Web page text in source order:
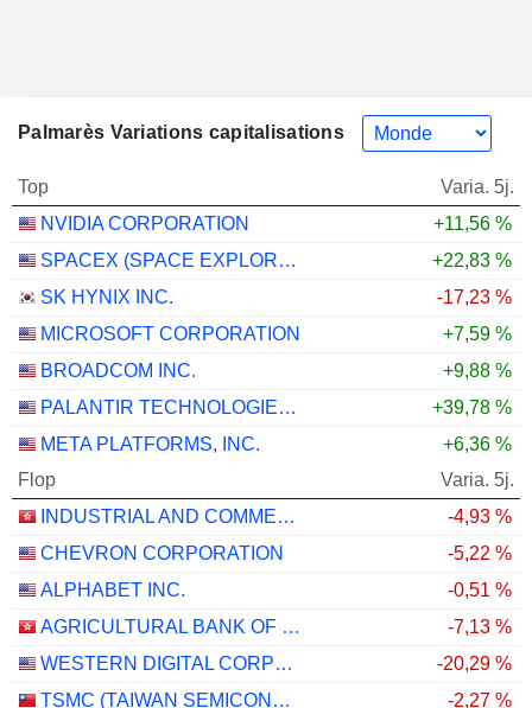
Palmarès Variations capitalisations
Top
Varia. 5j.
NVIDIA CORPORATION
+11,56 %
SPACEX (SPACE EXPLORATION TECHNOLOGIES)
+22,83 %
SK HYNIX INC.
-17,23 %
MICROSOFT CORPORATION
+7,59 %
BROADCOM INC.
+9,88 %
PALANTIR TECHNOLOGIES INC.
+39,78 %
META PLATFORMS, INC.
+6,36 %
Flop
Varia. 5j.
INDUSTRIAL AND COMMERCIAL BANK OF CHINA LIMITED
-4,93 %
CHEVRON CORPORATION
-5,22 %
ALPHABET INC.
-0,51 %
AGRICULTURAL BANK OF CHINA LIMITED
-7,13 %
WESTERN DIGITAL CORPORATION
-20,29 %
TSMC (TAIWAN SEMICONDUCTOR MANUFACTURING COMPANY)
-2,27 %